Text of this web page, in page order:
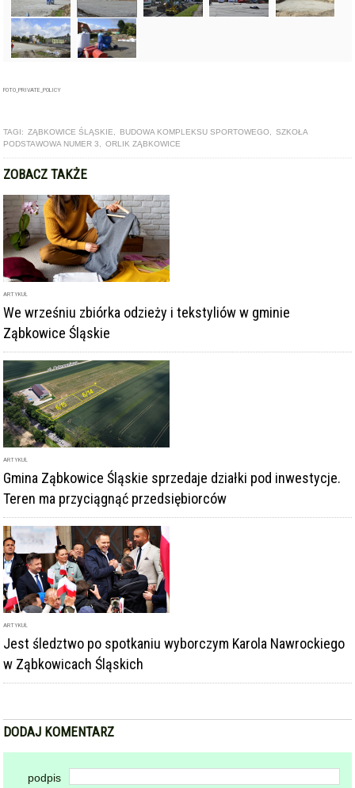
FOTO_PRIVATE_POLICY
TAGI: ZĄBKOWICE ŚLĄSKIE BUDOWA KOMPLEKSU SPORTOWEGO
SZKOŁA
PODSTAWOWA NUMER 3
ORLIK ZĄBKOWICE
ZOBACZ TAKŻE
ARTYKUŁ
We wrześniu zbiórka odzieży i tekstyliów w gminie
Ząbkowice Śląskie
ARTYKUŁ
Gmina Ząbkowice Śląskie sprzedaje działki pod inwestycje.
Teren ma przyciągnąć przedsiębiorców
ARTYKUŁ
Jest śledztwo po spotkaniu wyborczym Karola Nawrockiego
w Ząbkowicach Śląskich
DODAJ KOMENTARZ
podpis